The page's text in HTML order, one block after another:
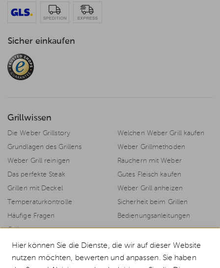
Sicher einkaufen
Grillwissen
Die Weber Grillstory
Welchen Weber Grill kaufen
Grundlagen des Grillens
Weber Grillmethoden
Weber Grill reinigen
Räuchern mit Weber
Das perfekte Steak
Gutes Fleisch kaufen
Grillen mit Deckel
Weber Grill anheizen
Temperaturkontrolle
Sicherheit beim Grillen
Häufige Fragen
Bedienungsanleitungen
Grillrezepte
Hier können Sie die Dienste, die wir auf dieser Website
nutzen möchten, bewerten und anpassen. Sie haben